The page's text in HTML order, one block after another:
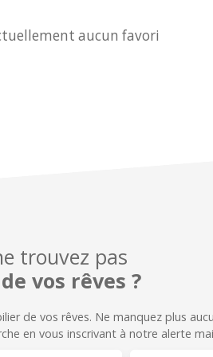
aucun favori
trouvez pas
vos rêves ?
de vos rêves. Ne manquez plus
en vous inscrivant à notre alerte